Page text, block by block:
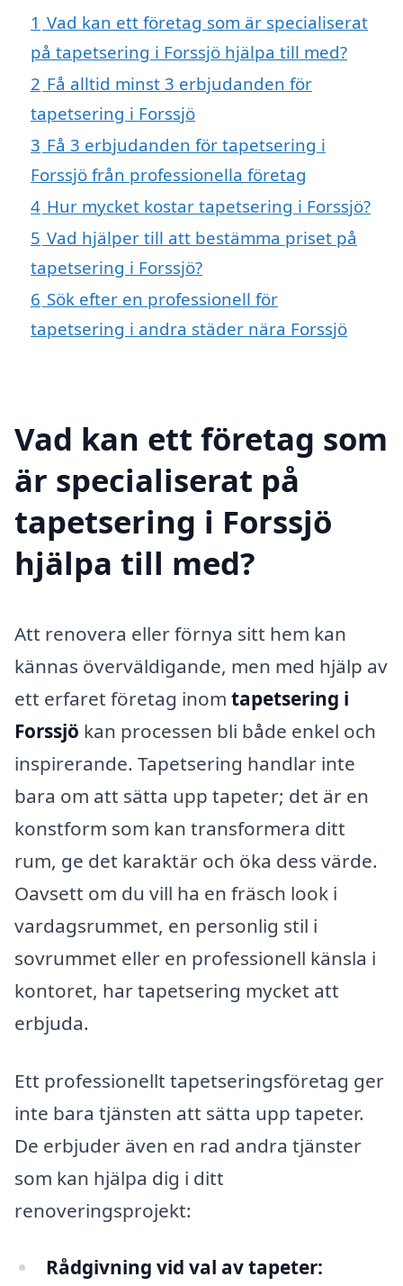
1 Vad kan ett företag som är specialiserat
på tapetsering i Forssjö hjälpa till med?
2 Få alltid minst 3 erbjudanden för
tapetsering i Forssjö
3 Få 3 erbjudanden för tapetsering i
Forssjö från professionella företag
4 Hur mycket kostar tapetsering i Forssjö?
5 Vad hjälper till att bestämma priset på
tapetsering i Forssjö?
6 Sök efter en professionell för
tapetsering i andra städer nära Forssjö
Vad kan ett företag som
är specialiserat på
tapetsering i Forssjö
hjälpa till med?
Att renovera eller förnya sitt hem kan
kännas överväldigande, men med hjälp av
ett erfaret företag inom tapetsering i
Forssjö kan processen bli både enkel och
inspirerande. Tapetsering handlar inte
bara om att sätta upp tapeter; det är en
konstform som kan transformera ditt
rum, ge det karaktär och öka dess värde.
Oavsett om du vill ha en fräsch look i
vardagsrummet, en personlig stil i
sovrummet eller en professionell känsla i
kontoret, har tapetsering mycket att
erbjuda.
Ett professionellt tapetseringsföretag ger
inte bara tjänsten att sätta upp tapeter.
De erbjuder även en rad andra tjänster
som kan hjälpa dig i ditt
renoveringsprojekt:
Rådgivning vid val av tapeter: